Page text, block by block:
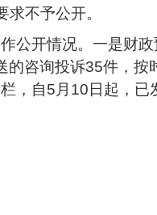
不予公开。
作公开情况。一是财
的咨询投诉35件，
，自5月10日起，